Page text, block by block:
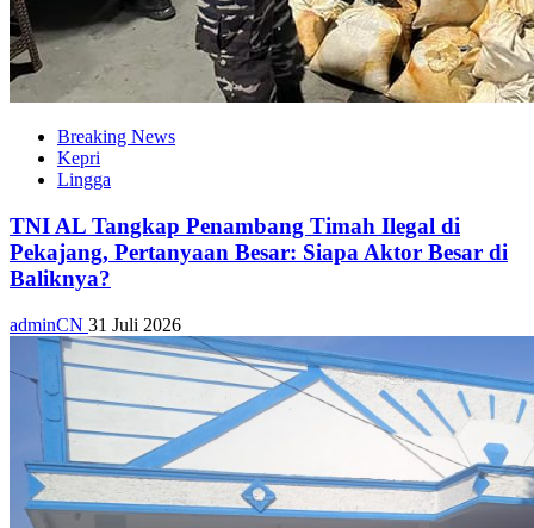
Breaking News
Kepri
Lingga
TNI AL Tangkap Penambang Timah Ilegal di
Pekajang, Pertanyaan Besar: Siapa Aktor Besar di
Baliknya?
adminCN 31 Juli 2026